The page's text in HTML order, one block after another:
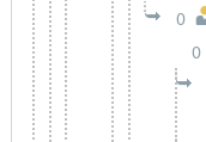
0
0